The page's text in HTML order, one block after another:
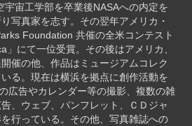
宙工学部を卒業後NASAへの内定を
写真家を志す。その翌年アメリカ・
Foundation 共催の全米コンテスト
」にて一位受賞。その後はアメリカ、
催の他、作品はミュージアムコレク
る。現在は横浜を拠点に創作活動を
広告やカレンダー等の撮影、複数の雑
、ウェブ、パンフレット、ＣＤジャ
行っている。その他、写真雑誌への